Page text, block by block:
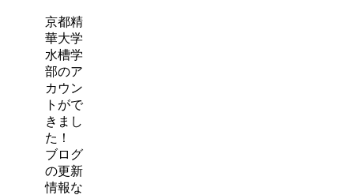
京都精
華大学
水槽学
部のア
カウン
トがで
きまし
た！
ブログ
の更新
情報な